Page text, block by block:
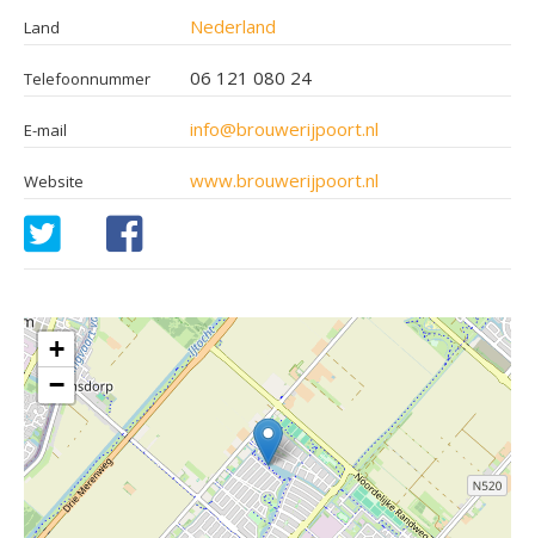
Land Nederland
Telefoonnummer 06 121 080 24
E-mail info@brouwerijpoort.nl
Website www.brouwerijpoort.nl
+
−